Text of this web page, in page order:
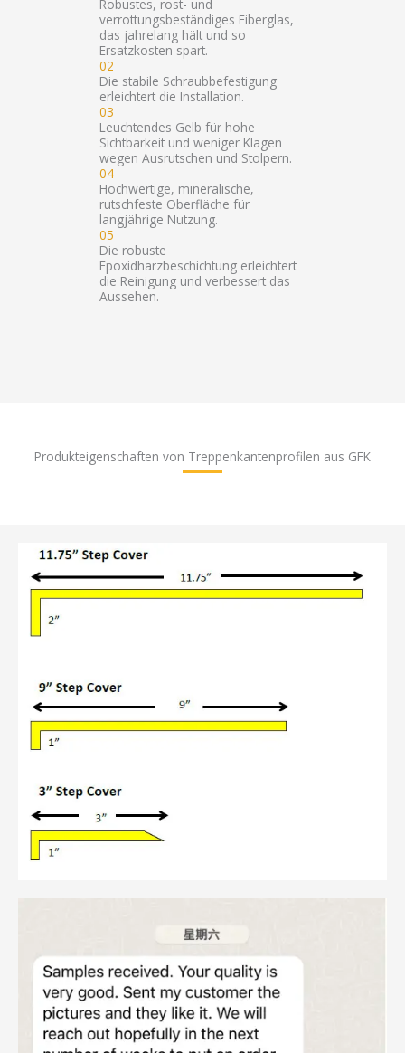
Robustes, rost- und
verrottungsbeständiges Fiberglas,
das jahrelang hält und so
Ersatzkosten spart.
02
Die stabile Schraubbefestigung
erleichtert die Installation.
03
Leuchtendes Gelb für hohe
Sichtbarkeit und weniger Klagen
wegen Ausrutschen und Stolpern.
04
Hochwertige, mineralische,
rutschfeste Oberfläche für
langjährige Nutzung.
05
Die robuste
Epoxidharzbeschichtung erleichtert
die Reinigung und verbessert das
Aussehen.
Produkteigenschaften von Treppenkantenprofilen aus GFK